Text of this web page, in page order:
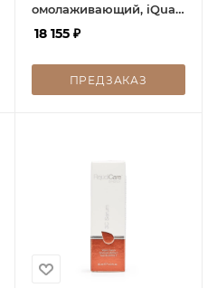
омолаживающий, iQuad
Total Eye Care 15 мл
18 155₽
ПРЕДЗАКАЗ